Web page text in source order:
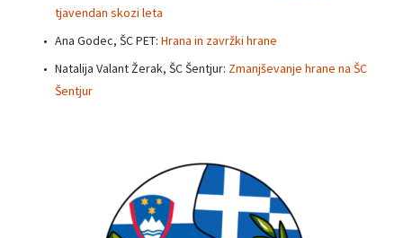
tjavendan skozi leta
Ana Godec, ŠC PET: Hrana in zavržki hrane
Natalija Valant Žerak, ŠC Šentjur: Zmanjševanje hrane na ŠC
Šentjur